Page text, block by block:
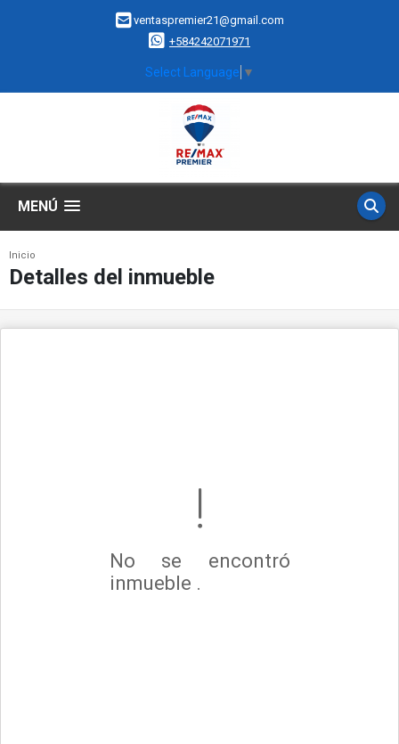
ventaspremier21@gmail.com
+584242071971
Select Language ▼
MENÚ
Inicio
Detalles del inmueble
No se encontró
inmueble .